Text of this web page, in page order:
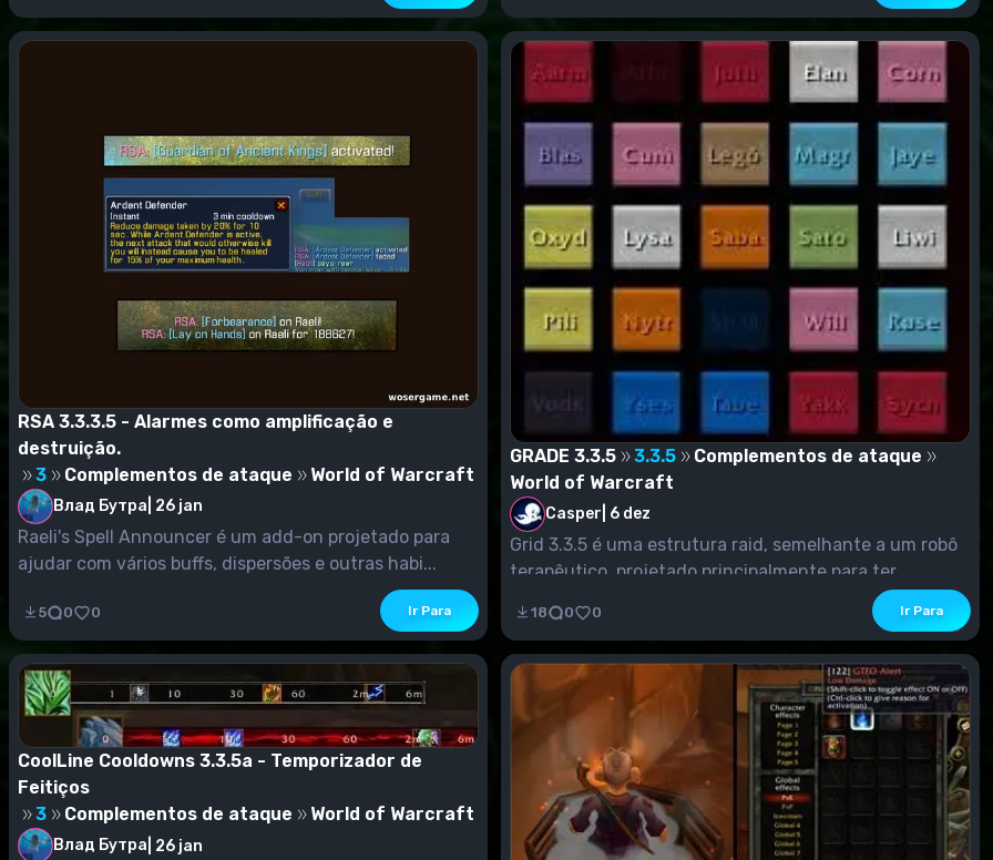
RSA 3.3.3.5 - Alarmes como amplificação e
destruição.
3
Complementos de ataque World of Warcraft
Влад Бутра 26 jan
Raeli's Spell Announcer é um add-on projetado para
ajudar com vários buffs, dispersões e outras habi...
5 0 0 Ir Para
GRADE 3.3.5 3.3.5
Complementos de ataque
World of Warcraft
Casper 6 dez
Grid 3.3.5 é uma estrutura raid, semelhante a um robô
terapêutico, projetado principalmente para ter...
18 0 0 Ir Para
CoolLine Cooldowns 3.3.5a - Temporizador de
Feitiços
3
Complementos de ataque World of Warcraft
Влад Бутра 26 jan